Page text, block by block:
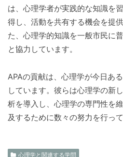
は、心理学者が実践的な知識を
得し、活動を共有する機会を提
た、心理学的知識を一般市民に
と協力しています。
APAの貢献は、心理学が今日あ
しています。彼らは心理学の新
析を導入し、心理学の専門性を
及するために数々の努力を行って
心理学と関連する学問